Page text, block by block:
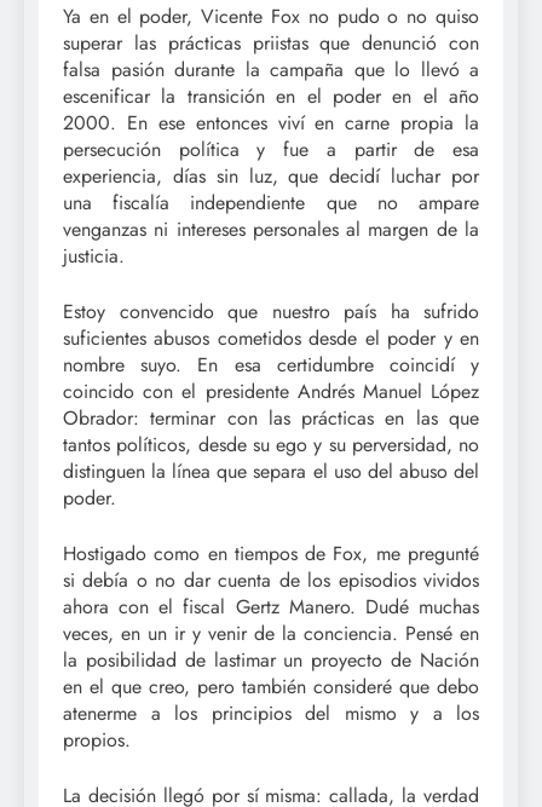
Ya en el poder, Vicente Fox no pudo o no quiso
superar las prácticas priistas que denunció con
falsa pasión durante la campaña que lo llevó a
escenificar la transición en el poder en el año
2000. En ese entonces viví en carne propia la
persecución política y fue a partir de esa
experiencia, días sin luz, que decidí luchar por
una fiscalía independiente que no ampare
venganzas ni intereses personales al margen de la
justicia.
Estoy convencido que nuestro país ha sufrido
suficientes abusos cometidos desde el poder y en
nombre suyo. En esa certidumbre coincidí y
coincido con el presidente Andrés Manuel López
Obrador: terminar con las prácticas en las que
tantos políticos, desde su ego y su perversidad, no
distinguen la línea que separa el uso del abuso del
poder.
Hostigado como en tiempos de Fox, me pregunté
si debía o no dar cuenta de los episodios vividos
ahora con el fiscal Gertz Manero. Dudé muchas
veces, en un ir y venir de la conciencia. Pensé en
la posibilidad de lastimar un proyecto de Nación
en el que creo, pero también consideré que debo
atenerme a los principios del mismo y a los
propios.
La decisión llegó por sí misma: callada, la verdad